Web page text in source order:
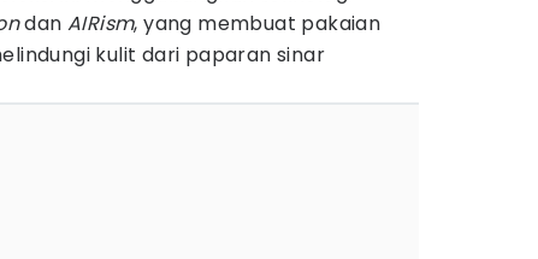
danAIRism, yang membuat pakaian
kulit dari paparan sinar